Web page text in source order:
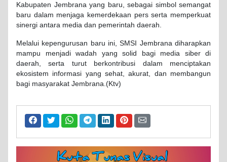
Kabupaten Jembrana yang baru, sebagai simbol semangat
baru dalam menjaga kemerdekaan pers serta memperkuat
sinergi antara media dan pemerintah daerah.
Melalui kepengurusan baru ini, SMSI Jembrana diharapkan
mampu menjadi wadah yang solid bagi media siber di
daerah, serta turut berkontribusi dalam menciptakan
ekosistem informasi yang sehat, akurat, dan membangun
bagi masyarakat Jembrana.(Ktv)